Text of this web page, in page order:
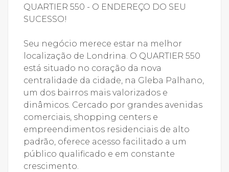
QUARTIER 550 - O ENDEREÇO DO SEU
SUCESSO!
Seu negócio merece estar na melhor
localização de Londrina. O QUARTIER 550
está situado no coração da nova
centralidade da cidade, na Gleba Palhano,
um dos bairros mais valorizados e
dinâmicos. Cercado por grandes avenidas
comerciais, shopping centers e
empreendimentos residenciais de alto
padrão, oferece acesso facilitado a um
público qualificado e em constante
crescimento.